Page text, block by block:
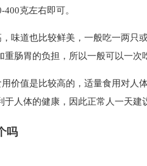
克左右即可。
味道也比较鲜美，一般吃一两只
重肠胃的负担，所以一般可以一次
价值是比较高的，适量食用对人
于人体的健康，因此正常人一天
吗